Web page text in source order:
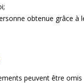
obtenue grâce à
peuvent être